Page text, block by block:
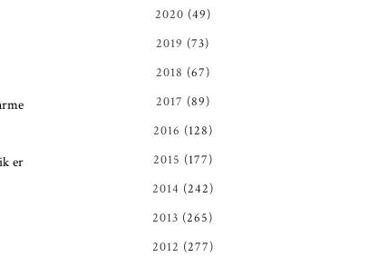
er
2020 (49)
2019 (73)
2018 (67)
2017 (89)
2016 (128)
2015 (177)
2014 (242)
2013 (265)
2012 (277)